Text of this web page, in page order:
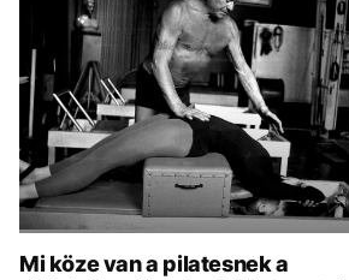
Mi köze van a pilatesnek a